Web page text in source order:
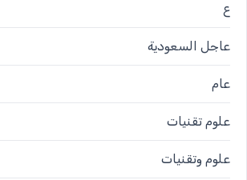
ع
عاجل السعودية
عام
علوم تقنيات
علوم وتقنيات